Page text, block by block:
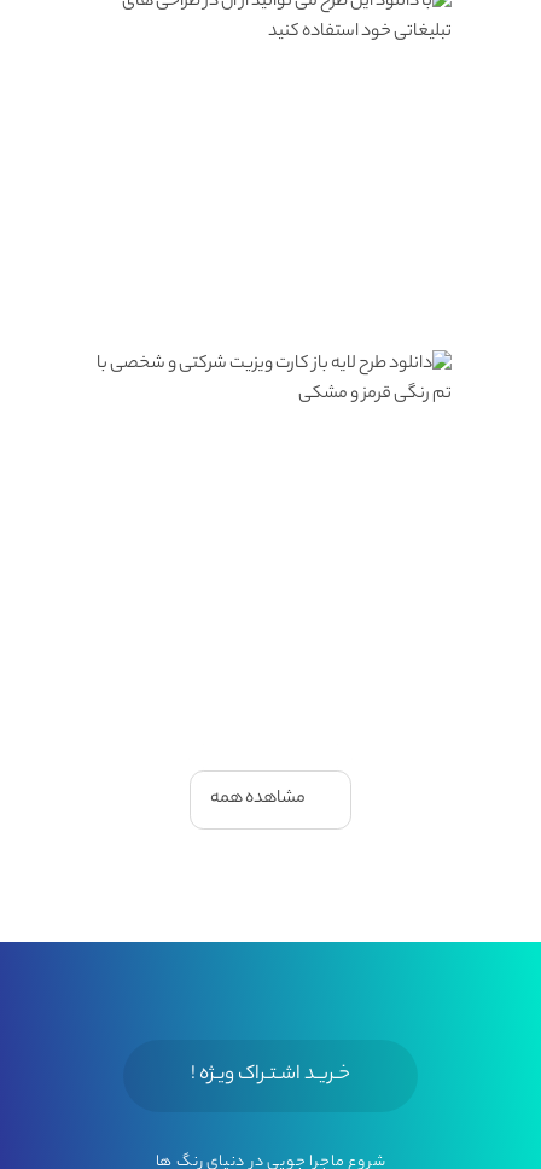
مشاهده همه
خـریـد اشـتـراک ویـژه !
شروع ماجرا جویی در دنیای رنگ ها